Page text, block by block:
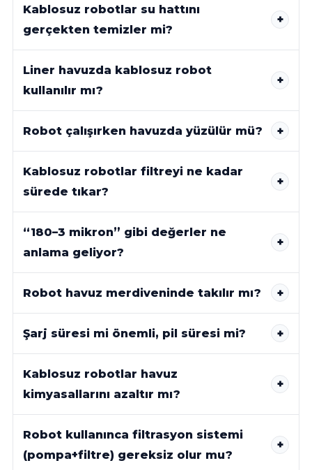
Kablosuz robotlar su hattını
gerçekten temizler mi?
Liner havuzda kablosuz robot
kullanılır mı?
Robot çalışırken havuzda yüzülür mü?
Kablosuz robotlar filtreyi ne kadar
sürede tıkar?
“180–3 mikron” gibi değerler ne
anlama geliyor?
Robot havuz merdiveninde takılır mı?
Şarj süresi mi önemli, pil süresi mi?
Kablosuz robotlar havuz
kimyasallarını azaltır mı?
Robot kullanınca filtrasyon sistemi
(pompa+filtre) gereksiz olur mu?